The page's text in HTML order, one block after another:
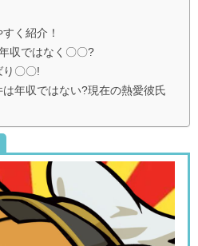
く紹介！
収ではなく〇〇?
り〇〇!
年収ではない?現在の熱愛彼氏